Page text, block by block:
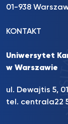
01-938
KONTAKT
Uniwersytet
w Warszawie
ul. Dewajtis 5,
tel. centrala22